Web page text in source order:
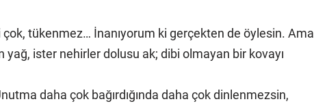
çok, tükenmez… İnanıyorum ki gerçekten de öylesin. Ama
ister nehirler dolusu ak; dibi olmayan bir kovayı
daha çok bağırdığında daha çok dinlenmezsin,